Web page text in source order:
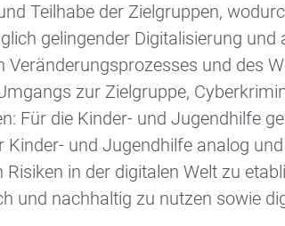
Teilhabe der Zielgruppen,
gelingender Digitalisierung und
und des
zur Zielgruppe,
Für die Kinder- und Jugendhilfe
und Jugendhilfe analog
in der digitalen Welt zu
und nachhaltig zu nutzen sowie